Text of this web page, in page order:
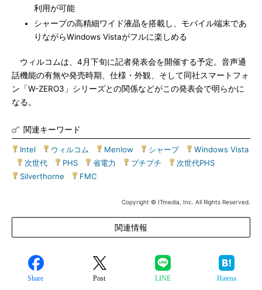
利用が可能
シャープの高精細ワイド液晶を搭載し、モバイル端末であ
りながらWindows Vistaがフルに楽しめる
ウィルコムは、4月下旬に記者発表会を開催する予定。音声通
話機能の有無や発売時期、仕様・外観、そして同社スマートフォ
ン「W-ZERO3」シリーズとの関係などがこの発表会で明らかに
なる。
関連キーワード
Intel ウィルコム Menlow シャープ|
Windows Vista
次世代 PHS 省電力 プチプチ 次世代PHS
Silverthorne
FMC
Copyright © ITmedia, Inc. All Rights Reserved.
関連情報
Share Post LINE Hatena